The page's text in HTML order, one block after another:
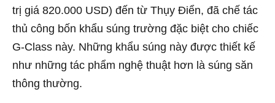
trị giá 820.000 USD) đến từ Thụy Điển, đã chế tác
thủ công bốn khẩu súng trường đặc biệt cho chiếc
G-Class này. Những khẩu súng này được thiết kế
như những tác phẩm nghệ thuật hơn là súng săn
thông thường.